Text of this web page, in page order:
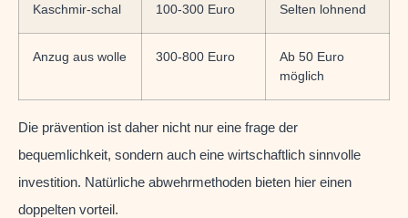
Kaschmir-schal 100-300 Euro Selten lohnend
Anzug aus wolle 300-800 Euro
Ab 50 Euro
möglich
Die prävention ist daher nicht nur eine frage der
bequemlichkeit, sondern auch eine wirtschaftlich sinnvolle
investition. Natürliche abwehrmethoden bieten hier einen
doppelten vorteil.